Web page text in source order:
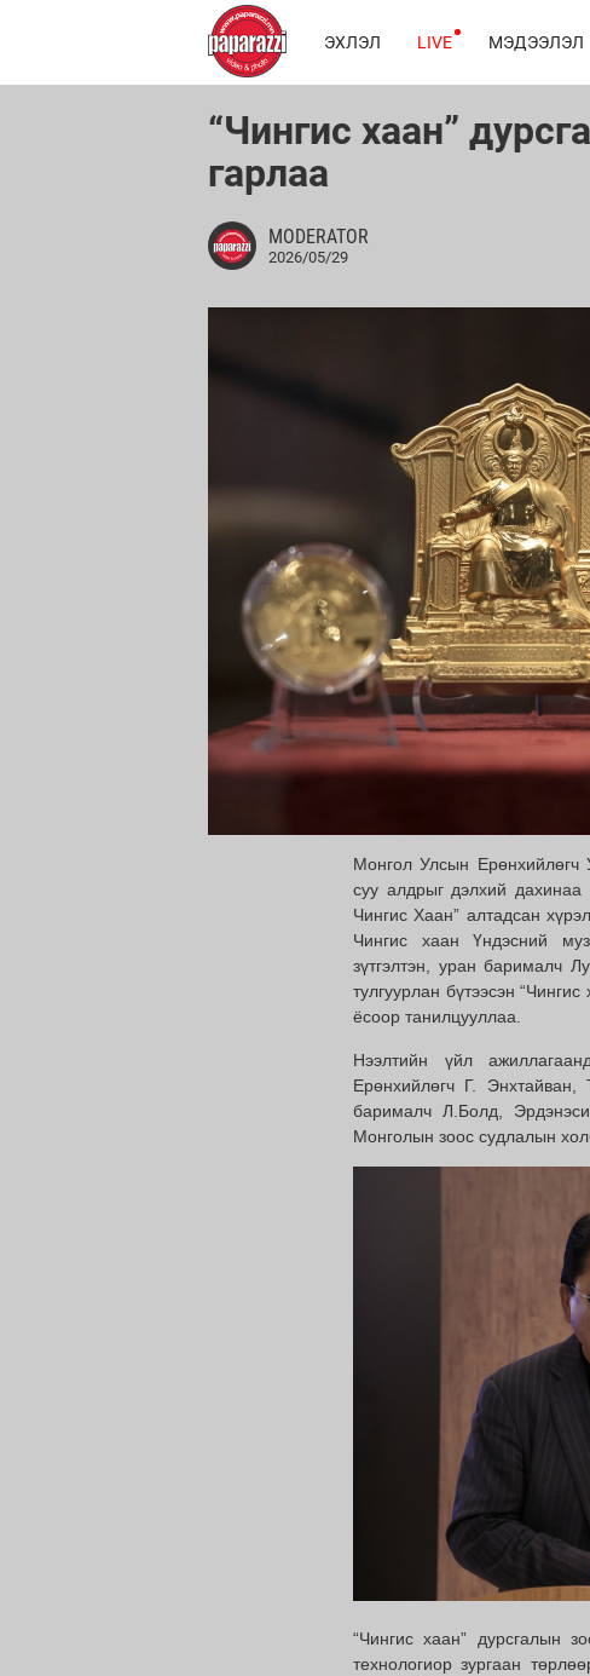
ЭХЛЭЛ LIVE МЭДЭЭЛЭЛ
“Чингис хаан”
гарлаа
MODERATOR
2026/05/29
Монгол Улсын Ерөнхийлөгч
суу алдрыг дэлхий дахинаа
Чингис Хаан” алтадсан
Чингис хаан Үндэсний
зүтгэлтэн, уран барималч
тулгуурлан бүтээсэн
ёсоор танилцууллаа.
Нээлтийн үйл
Ерөнхийлөгч Г. Энхтайван,
барималч Л.Болд,
Монголын зоос судлалын
“Чингис хаан” дурсгалын
технологиор зургаан